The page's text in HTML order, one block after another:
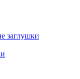
заглушки